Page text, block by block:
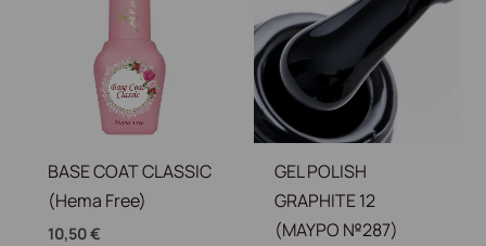
BASE COAT CLASSIC
(Hema Free)
10,50€
GEL POLISH
GRAPHITE 12
(ΜΑΥΡΟ №287)